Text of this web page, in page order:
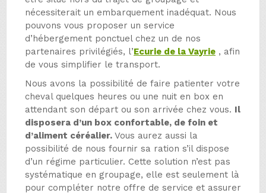
nécessiterait un embarquement inadéquat. Nous
pouvons vous proposer un service
d’hébergement ponctuel chez un de nos
partenaires privilégiés, l’Ecurie de la Vayrie , afin
de vous simplifier le transport.
Nous avons la possibilité de faire patienter votre
cheval quelques heures ou une nuit en box en
attendant son départ ou son arrivée chez vous. Il
disposera d’un box confortable, de foin et
d’aliment céréalier. Vous aurez aussi la
possibilité de nous fournir sa ration s’il dispose
d’un régime particulier. Cette solution n’est pas
systématique en groupage, elle est seulement là
pour compléter notre offre de service et assurer